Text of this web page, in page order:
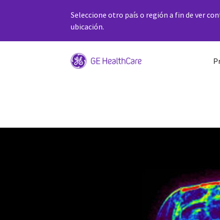
Seleccione otro país o región a fin de ver
ubicación.